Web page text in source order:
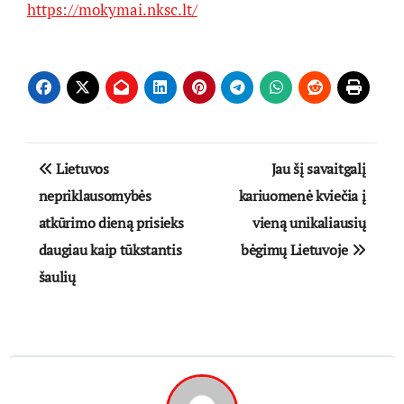
https://mokymai.nksc.lt/
Navigacija
tarp
įrašų
Lietuvos
nepriklausomybės
atkūrimo dieną prisieks
daugiau kaip tūkstantis
šaulių
Jau šį savaitgalį
kariuomenė kviečia į
vieną unikaliausių
bėgimų Lietuvoje